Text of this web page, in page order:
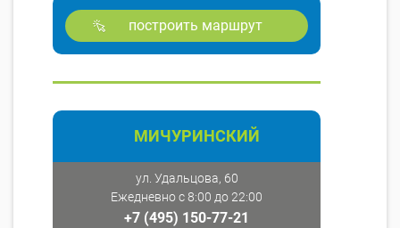
построить маршрут
МИЧУРИНСКИЙ
ул. Удальцова, 60
Ежедневно с 8:00 до 22:00
+7 (495) 150-77-21